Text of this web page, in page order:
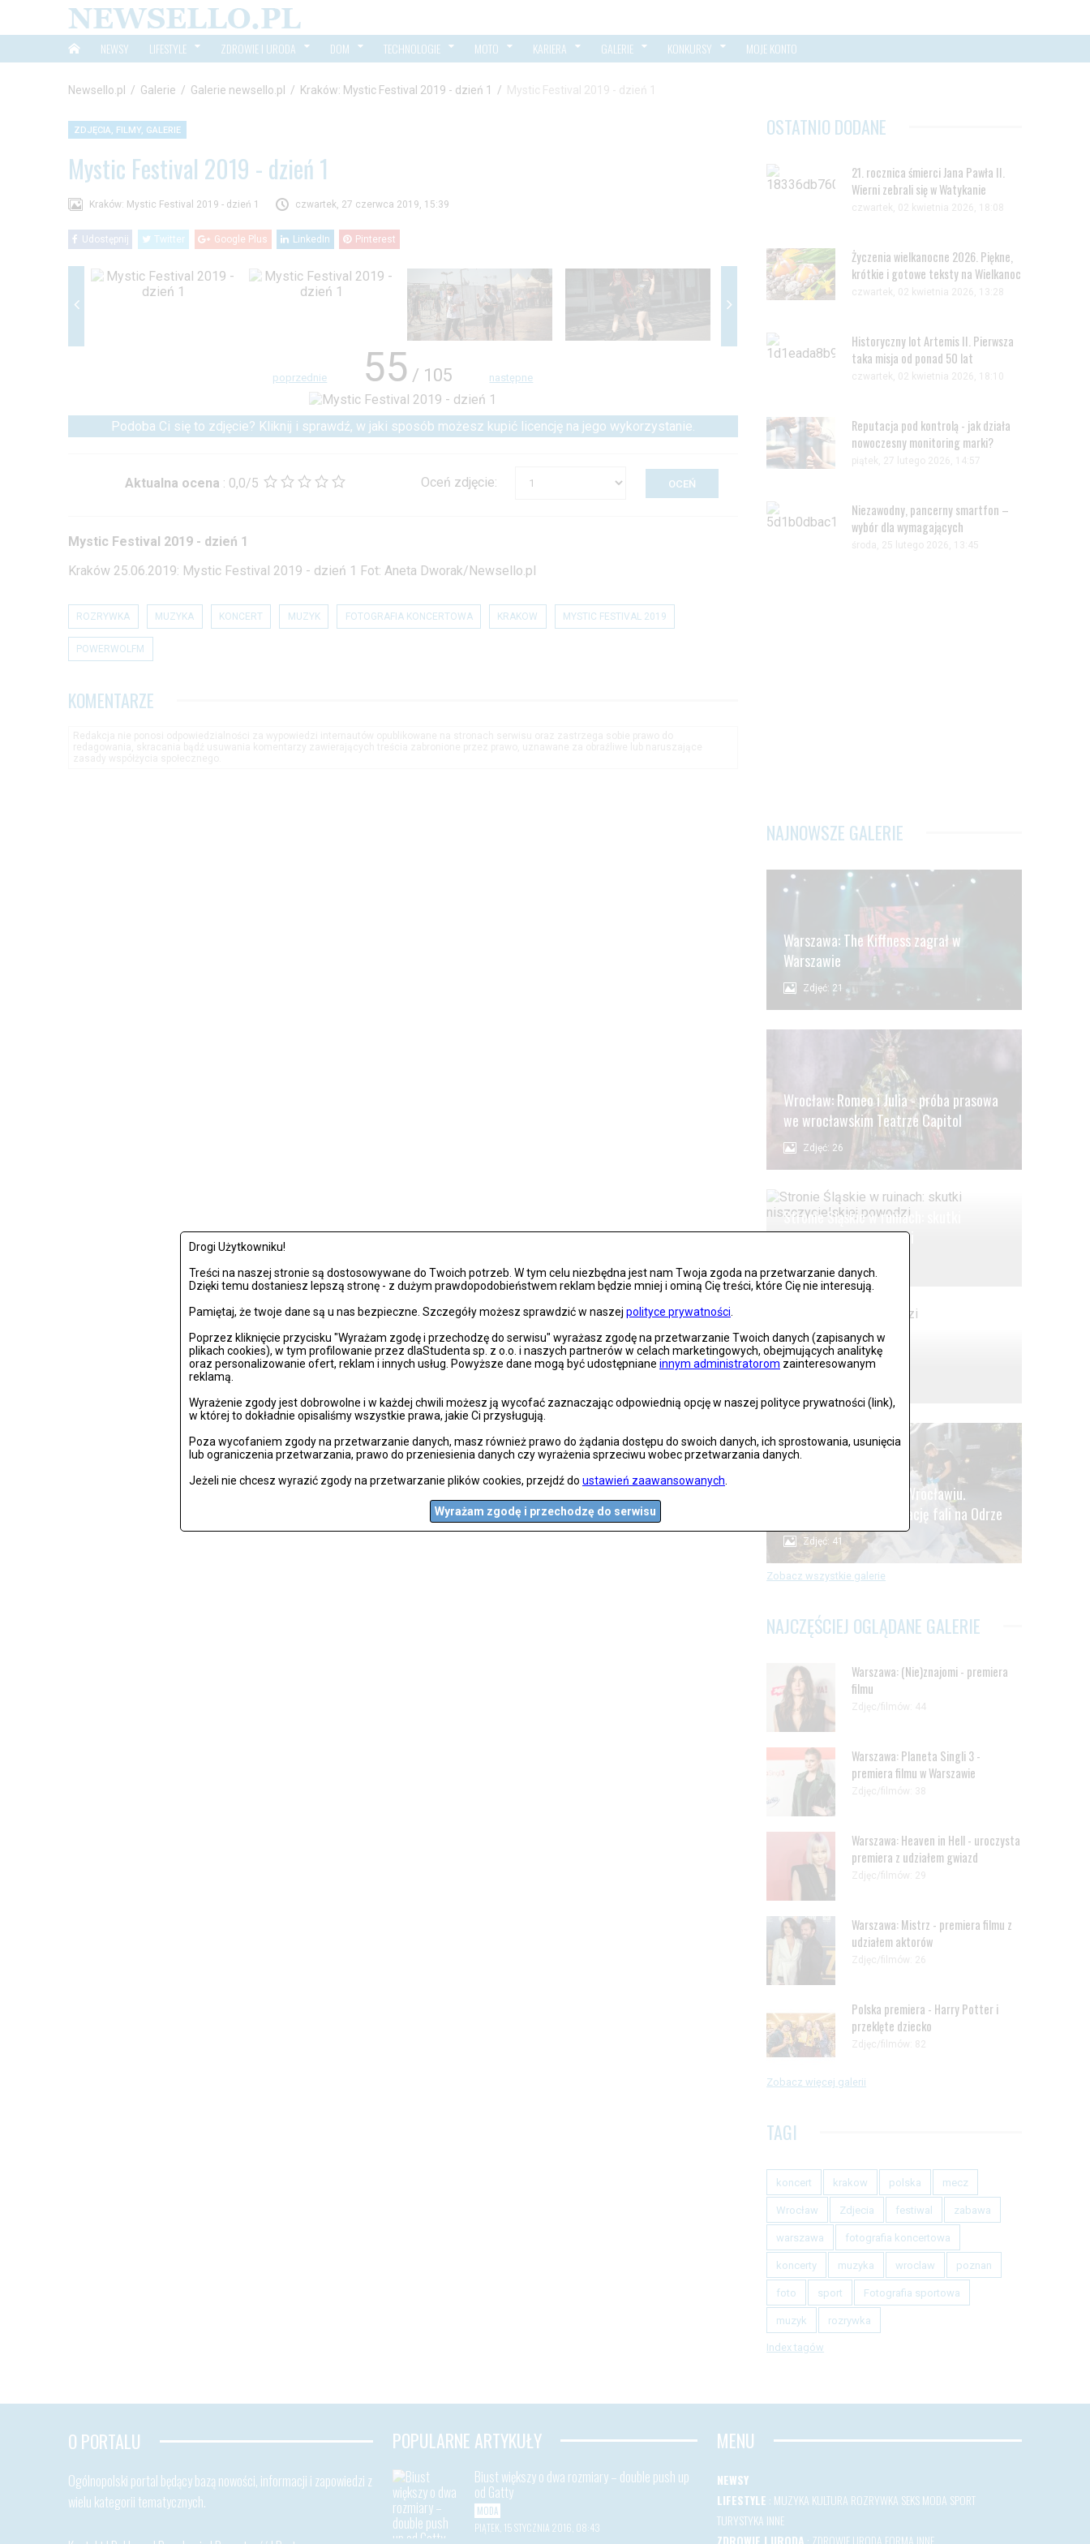
Drogi Użytkowniku!
Treści na naszej stronie są dostosowywane do Twoich potrzeb. W tym celu niezbędna jest nam Twoja zgoda na przetwarzanie danych.
Dzięki temu dostaniesz lepszą stronę - z dużym prawdopodobieństwem reklam będzie mniej i ominą Cię treści, które Cię nie interesują.
Pamiętaj, że twoje dane są u nas bezpieczne. Szczegóły możesz sprawdzić w naszej polityce prywatności
Poprzez kliknięcie przycisku "Wyrażam zgodę i przechodzę do serwisu" wyrażasz zgodę na przetwarzanie Twoich danych (zapisanych w
plikach cookies), w tym profilowanie przez dlaStudenta sp. z o.o. i naszych partnerów w celach marketingowych, obejmujących analitykę
oraz personalizowanie ofert, reklam i innych usług. Powyższe dane mogą być udostępniane innym administratorom zainteresowanym
reklamą.
Wyrażenie zgody jest dobrowolne i w każdej chwili możesz ją wycofać zaznaczając odpowiednią opcję w naszej polityce prywatności (link),
w której to dokładnie opisaliśmy wszystkie prawa, jakie Ci przysługują.
Poza wycofaniem zgody na przetwarzanie danych, masz również prawo do żądania dostępu do swoich danych, ich sprostowania, usunięcia
lub ograniczenia przetwarzania, prawo do przeniesienia danych czy wyrażenia sprzeciwu wobec przetwarzania danych.
Jeżeli nie chcesz wyrazić zgody na przetwarzanie plików cookies, przejdź do ustawień zaawansowanych
Wyrażam zgodę i przechodzę do serwisu
NEWSY LIFESTYLE ZDROWIE I URODA DOM TECHNOLOGIE MOTO KARIERA GALERIE KONKURSY MOJE KONTO
Newsello.pl / Galerie / Galerie newsello.pl / Kraków: Mystic Festival 2019 - dzień 1 / Mystic Festival 2019 - dzień 1
ZDJĘCIA, FILMY, GALERIE
Mystic Festival 2019 - dzień 1
Kraków: Mystic Festival 2019 - dzień 1 czwartek, 27 czerwca 2019, 15:39
Udostępnij Twitter Google Plus LinkedIn Pinterest
poprzednie 55 / 105 następne
Podoba Ci się to zdjęcie? Kliknij i sprawdź, w jaki sposób możesz kupić licencję na jego wykorzystanie.
Aktualna ocena : 0,0/5 Oceń zdjęcie:
Mystic Festival 2019 - dzień 1
Kraków 25.06.2019: Mystic Festival 2019 - dzień 1 Fot: Aneta Dworak/Newsello.pl
ROZRYWKA MUZYKA KONCERT MUZYK FOTOGRAFIA KONCERTOWA KRAKOW MYSTIC FESTIVAL 2019
POWERWOLFM
KOMENTARZE
OSTATNIO DODANE
21. rocznica śmierci Jana Pawła II.
Wierni zebrali się w Watykanie
czwartek, 02 kwietnia 2026, 18:08
Życzenia wielkanocne 2026. Piękne,
krótkie i gotowe teksty na Wielkanoc
czwartek, 02 kwietnia 2026, 13:28
Historyczny lot Artemis II. Pierwsza
taka misja od ponad 50 lat
czwartek, 02 kwietnia 2026, 18:10
Reputacja pod kontrolą - jak działa
nowoczesny monitoring marki?
piątek, 27 lutego 2026, 14:57
Niezawodny, pancerny smartfon –
wybór dla wymagających
środa, 25 lutego 2026, 13:45
NAJNOWSZE GALERIE
Warszawa: The Kiffness zagrał w
Warszawie
Zdjęć: 21
Wrocław: Romeo i Julia - próba prasowa
we wrocławskim Teatrze Capitol
Zdjęć: 26
Stronie Śląskie w ruinach: skutki
niszczycielskiej powodzi
Lądek Zdrój po powodzi
Alarm powodziowy we Wrocławiu.
Oczekiwanie na kulminację fali na Odrze
Zdjęć: 41
Zobacz wszystkie galerie
NAJCZĘŚCIEJ OGLĄDANE GALERIE
Warszawa: (Nie)znajomi - premiera
filmu
Zdjęc/filmów: 44
Warszawa: Planeta Singli 3 -
premiera filmu w Warszawie
Zdjęc/filmów: 38
Warszawa: Heaven in Hell - uroczysta
premiera z udziałem gwiazd
Zdjęc/filmów: 29
Warszawa: Mistrz - premiera filmu z
udziałem aktorów
Zdjęc/filmów: 26
Polska premiera - Harry Potter i
przeklęte dziecko
Zdjęc/filmów: 82
Zobacz więcej galerii
TAGI
koncert krakow polska mecz
Wrocław Zdjecia festiwal zabawa
warszawa fotografia koncertowa
koncerty muzyka wroclaw poznan
foto sport Fotografia sportowa
muzyk rozrywka
Index tagów
O PORTALU
Ogólnopolski portal będący bazą nowości, informacji i zapowiedzi z
wielu kategorii tematycznych.
POPULARNE ARTYKUŁY
Biust większy o dwa rozmiary – double push up
od Gatty
MODA
PIĄTEK, 15 STYCZNIA 2016, 08:43
MENU
NEWSY
LIFESTYLE : MUZYKA KULTURA ROZRYWKA SEKSMODA SPORT
TURYSTYKA INNE
ZDROWIE I URODA : ZDROWIEURODA FORMA INNE